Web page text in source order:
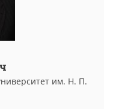
им. Н. П.